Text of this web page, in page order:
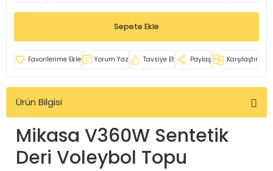
Tamamlayıcı Ekipmanlar |
Sepete Ekle
Yorum Yaz Tavsiye Et Paylaş Karşılaştır
Ürün Bilgisi
Mikasa V360W Sentetik
Deri Voleybol Topu